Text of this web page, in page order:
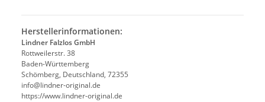
Herstellerinformationen:
Lindner Falzlos GmbH
Rottweilerstr. 38
Baden-Württemberg
Schömberg, Deutschland, 72355
info@lindner-original.de
https://www.lindner-original.de